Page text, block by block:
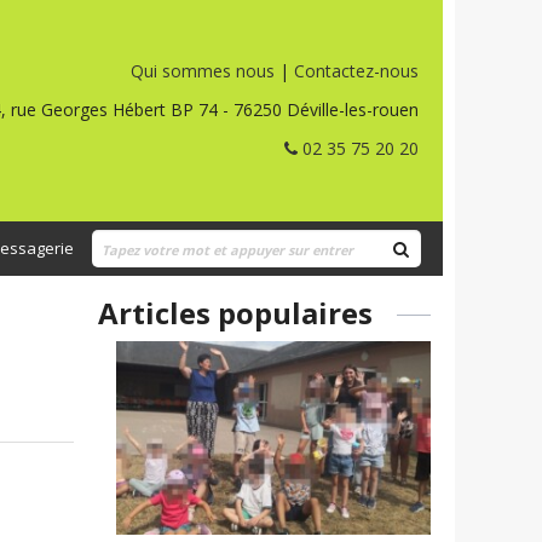
Qui sommes nous | Contactez-nous
rue Georges Hébert BP 74 - 76250 Déville-les-rouen
02 35 75 20 20
Articles populaires